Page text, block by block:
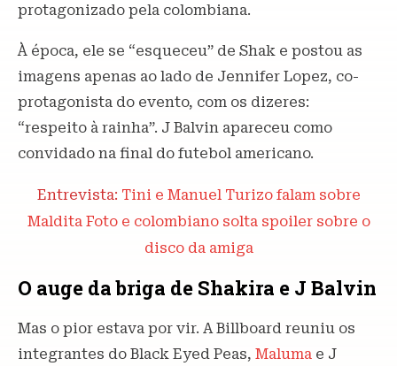
protagonizado pela colombiana.
À época, ele se “esqueceu” de Shak e postou as
imagens apenas ao lado de Jennifer Lopez, co-
protagonista do evento, com os dizeres:
“respeito à rainha”. J Balvin apareceu como
convidado na final do futebol americano.
Entrevista: Tini e Manuel Turizo falam sobre
Maldita Foto e colombiano solta spoiler sobre o
disco da amiga
O auge da briga de Shakira e J Balvin
Mas o pior estava por vir. A Billboard reuniu os
integrantes do Black Eyed Peas, Maluma e J